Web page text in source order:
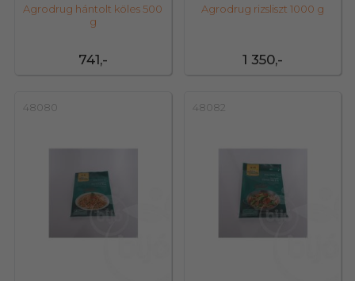
741,-
Agrodrug hántolt köles 500
g
1 350,-
Agrodrug rizsliszt 1000 g
48080 48082